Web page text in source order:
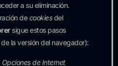
a su eliminación.
decookiesdel
sigue estos pasos
la versión del navegador):
Opciones de Internet